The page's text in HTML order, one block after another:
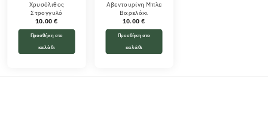
Χρυσόλιθος
Στρογγυλό
10.00€
Προσθήκη στο
καλάθι
Αβεντουρίνη Μπλε
Βαρελάκι
10.00€
Προσθήκη στο
καλάθι